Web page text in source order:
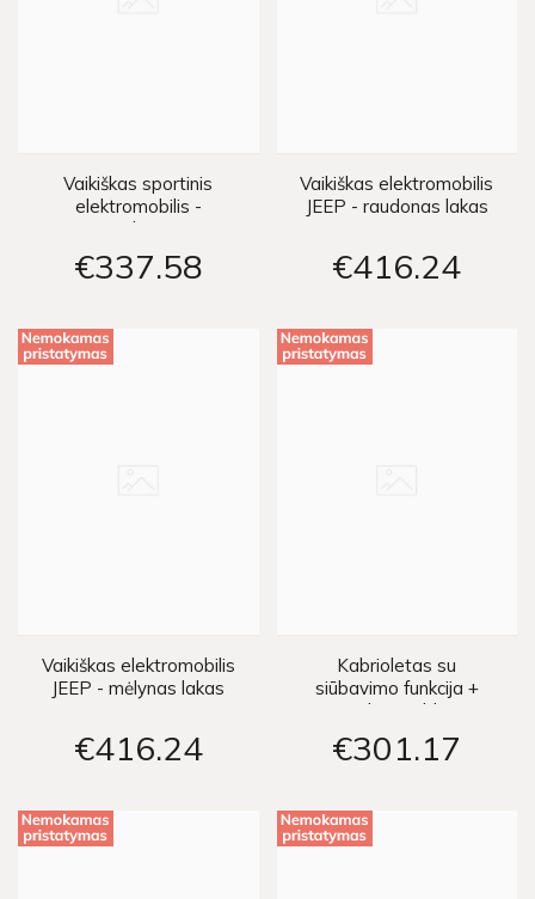
Vaikiškas sportinis
elektromobilis -
raudonas
€337 58
Vaikiškas elektromobilis
JEEP - raudonas lakas
€416 24
Vaikiškas elektromobilis
JEEP - mėlynas lakas
€416 24
Kabrioletas su
siūbavimo funkcija +
nuotolinis valdymo
pultas - baltas
€301 17